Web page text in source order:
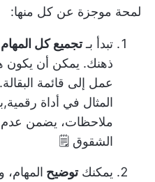
لمحة موجزة عن كل منها:
تبدأ بـتجميع كل المهام
ذهنك. يمكن أن يكون
عمل إلى قائمة
المثال في أداة رقمية,
ملاحظات، يضمن
الشقوق 🗒️
يمكنكتوضيح